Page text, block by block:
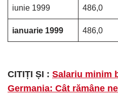
iunie 1999 486,0
ianuarie 1999 486,0
CITIȚI ȘI : Salariu minim
Germania: Cât rămâne